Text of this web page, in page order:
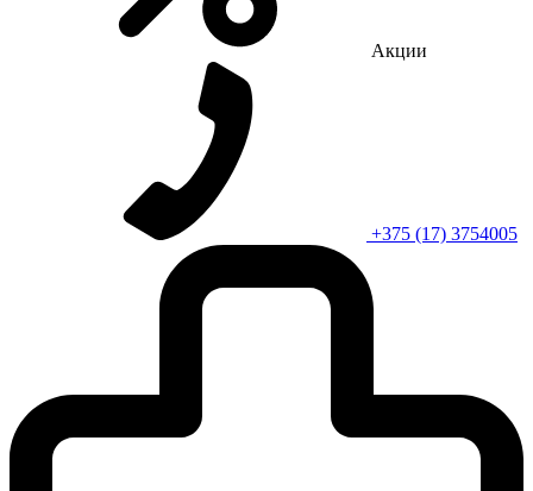
Акции
+375 (17) 3754005